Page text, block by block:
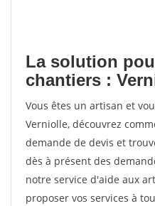
La solution
chantiers :
Vous êtes un artisan et
Verniolle, découvrez
demande de devis et
dès à présent des
notre service d'aide aux
proposer vos services à